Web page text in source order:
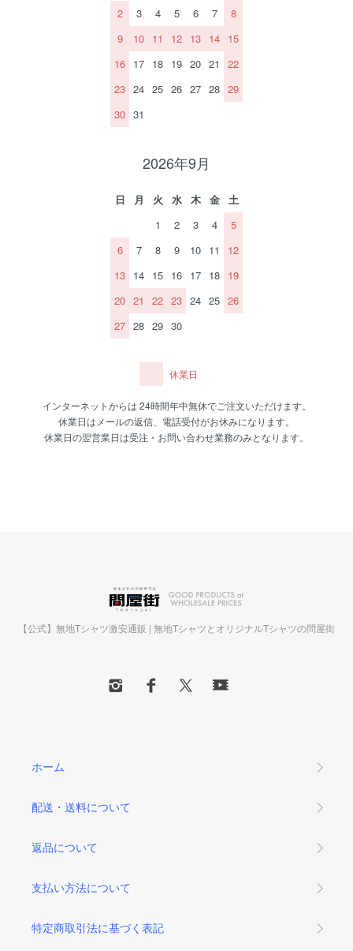
2
3 4 5 6 7
8
9
10 11 12 13 14 15
16 17 18 19 20 21
22
23 24 25 26 27 28 29
30 31
2026年9月
日 月 火 水 木 金
土
1
2 3 4
5
6
7 8 9 10 11
12
13 14 15 16 17 18 19
20 21 22 23 24 25 26
27 28 29 30
休業日
インターネットからは 24時間年中無休でご注文いただけます。
休業日はメールの返信、電話受付がお休みになります。
休業日の翌営業日は受注・お問い合わせ業務のみとなります。
【公式】無地Tシャツ激安通販 | 無地TシャツとオリジナルTシャツの問屋街
ホーム
配送・送料について
返品について
支払い方法について
特定商取引法に基づく表記